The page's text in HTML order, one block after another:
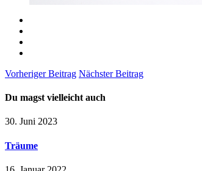
Vorheriger Beitrag Nächster Beitrag
Du magst vielleicht auch
30. Juni 2023
Träume